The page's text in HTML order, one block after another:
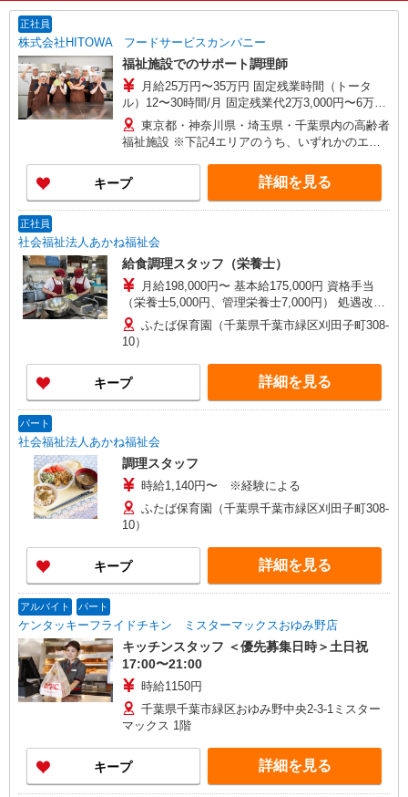
正社員
株式会社HITOWA フードサービスカンパニー
福祉施設でのサポート調理師
月給25万円〜35万円 固定残業時間（トータ
ル）12〜30時間/月 固定残業代2万3,000円〜6万
3,000円 超過分別途支給 ※給与は経験や前職給与
に応じて決定します。 賞与年2回
東京都・神奈川県・埼玉県・千葉県内の高齢者
福祉施設 ※下記4エリアのうち、いずれかのエリ
範囲は、お住まいやご希望を考慮して決定いたし
ますのでご相談ください。 ［1］東京エリア
… 八王子市、立川市、府中市、調布市、狛江市
［3］千葉エリア … 千葉市緑区、船橋市、市原
市、木更津市、松戸市、柏市、流山市 ［4］埼玉
エリア … さいたま市大宮区、所沢市、入間
市、狭山市、和光市、朝霞市
キープ 詳細を見る
正社員
社会福祉法人あかね福祉会
給食調理スタッフ（栄養士）
月給198,000円〜 基本給175,000円 資格手当
（栄養士5,000円、管理栄養士7,000円） 処遇改善
手当、特殊業務手当等
ふたば保育園（千葉県千葉市緑区刈田子町308-
10）
キープ 詳細を見る
パート
社会福祉法人あかね福祉会
調理スタッフ
時給1,140円〜 ※経験による
ふたば保育園（千葉県千葉市緑区刈田子町308-
10）
キープ 詳細を見る
アルバイト パート
ケンタッキーフライドチキン ミスターマックスおゆみ野店
キッチンスタッフ ＜優先募集日時＞土日祝
17:00〜21:00
時給1150円
千葉県千葉市緑区おゆみ野中央2-3-1ミスター
マックス 1階
キープ 詳細を見る